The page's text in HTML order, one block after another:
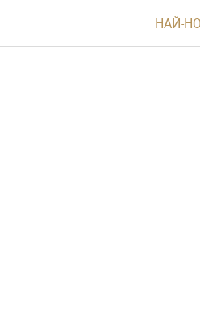
НАЙ-